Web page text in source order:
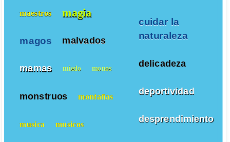
cuidar la
naturaleza
delicadeza
deportividad
desprendimiento
maestros magia
magos malvados
mamas miedo monos
monstruos montañas
musica musicos